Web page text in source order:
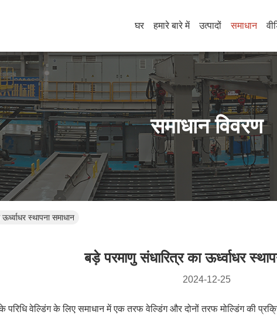
घर हमारे बारे में उत्पादों समाधान
समाधान विवरण
स्थापना समाधान
बड़े परमाणु संधारित्र का ऊर्ध्वाधर
2024-12-25
परिधि वेल्डिंग के लिए समाधान में एक तरफ वेल्डिंग और दोनों तरफ मोल्डिंग की